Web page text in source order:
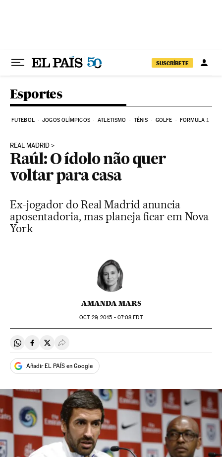
SUSCRÍBETE
Esportes
FUTEBOL JOGOS OLÍMPICOS ATLETISMO TÊNIS GOLFE FORMULA 1
REAL MADRID
Raúl: O ídolo não quer
voltar para casa
Ex-jogador do Real Madrid anuncia
aposentadoria, mas planeja ficar em Nova
York
AMANDA MARS
OCT29, 2015 - 07:08 EDT
Compartir en Whatsapp
Compartir en Facebook
Compartir en Twitter
Desplegar Redes Sociales
Añadir EL PAÍS en Google